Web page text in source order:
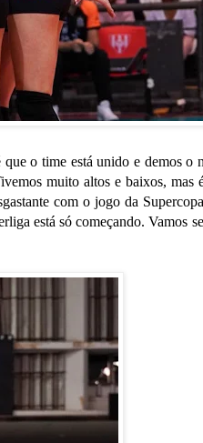
o time está unido e demos o
muito altos e baixos, mas
com o jogo da
está só começando. Vamos